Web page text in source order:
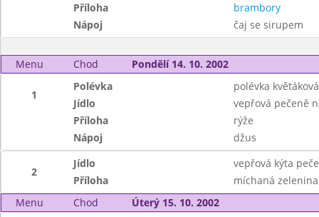
Příloha
brambory
Nápoj
čaj se sirupem
Menu Chod Pondělí 14. 10. 2002
1
Polévka
polévka květáková
Jídlo
vepřová pečeně
Příloha
rýže
Nápoj
džus
2
Jídlo
vepřová kýta
Příloha
míchaná
Menu
Chod Úterý 15. 10. 2002